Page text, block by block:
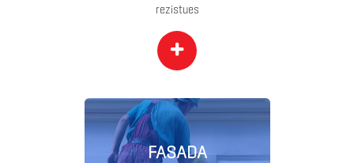
rezistues
+
FASADA